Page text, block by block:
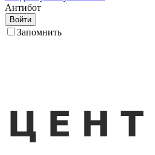
Антибот
Войти
Запомнить